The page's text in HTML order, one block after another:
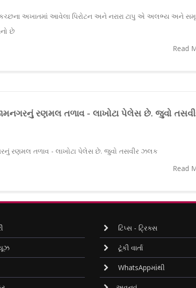
અખાતમાં આવેલા પિરોટન અને નરારા ટાપુ એ અલભ્ય અને
છે
Read
રણમલ તળાવ - લાખોટા પેલેસ છે. જુવો
રણમલ તળાવ - લાખોટા પેલેસ છે. જુવો તસવીર ઝલક
Read
ટિપ્સ - ટ્રિક્સ
ટૂંકી વાર્તા
WhatsAppમાંથી